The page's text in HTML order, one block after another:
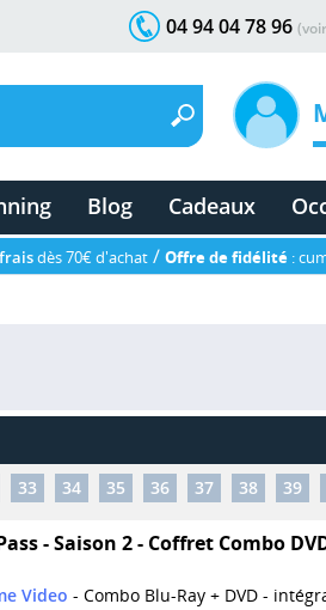
04 94 04 78 96
Blog Cadeaux
dès 70€ d'achat / Offre de fidélité :
33 34 35 36 37 38 39
- Saison 2 - Coffret Combo
Video - Combo Blu-Ray + DVD -